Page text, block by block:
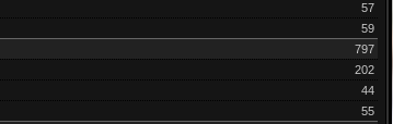
57
59
797
202
44
55